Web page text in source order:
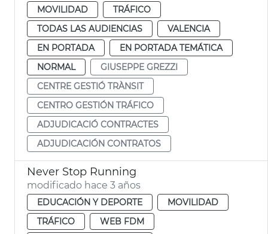
MOVILIDAD
TRÁFICO
TODAS LAS AUDIENCIAS
VALENCIA
EN PORTADA
EN PORTADA TEMÁTICA
NORMAL
GIUSEPPE GREZZI
CENTRE GESTIÓ TRÀNSIT
CENTRO GESTIÓN TRÁFICO
ADJUDICACIÓ CONTRACTES
ADJUDICACIÓN CONTRATOS
Never Stop Running
modificado hace 3 años
EDUCACIÓN Y DEPORTE
MOVILIDAD
TRÁFICO
WEB FDM